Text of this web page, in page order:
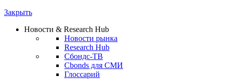
Закрыть
Новости & Research Hub
Новости рынка
Research Hub
Сбондс-ТВ
Cbonds для СМИ
Глоссарий